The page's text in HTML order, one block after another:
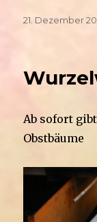
Veröffentlicht
21. Dezember
Ab sofort
Obstbäume